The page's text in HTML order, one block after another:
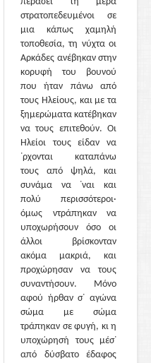
στρατοπεδευμένοι σε
μια κάπως χαμηλή
τοποθεσία, τη νύχτα οι
Αρκάδες ανέβηκαν στην
κορυφή του βουνού
που ήταν πάνω από
τους Ηλείους, και με τα
ξημερώματα κατέβηκαν
να τους επιτεθούν. Οι
Ηλείοι τους είδαν να
᾽ρχονται καταπάνω
τους από ψηλά, και
συνάμα να ᾽ναι και
πολύ περισσότεροι·
όμως ντράπηκαν να
υποχωρήσουν όσο οι
άλλοι βρίσκονταν
ακόμα μακριά, και
προχώρησαν να τους
συναντήσουν. Μόνο
αφού ήρθαν σ᾽ αγώνα
σώμα με σώμα
τράπηκαν σε φυγή, κι η
υποχώρησή τους μέσ᾽
από δύσβατο έδαφος